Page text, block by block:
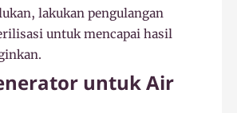
lakukan pengulangan
untuk mencapai hasil
untuk Air